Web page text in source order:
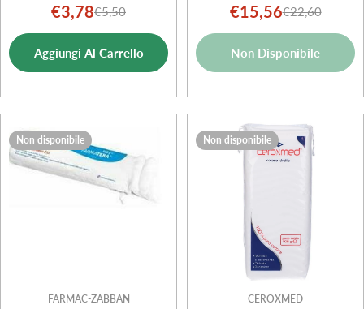
Prezzo
di
vendita
€3,78Prezzo
normale
€5,50
Aggiungi Al Carrello
Prezzo
di
vendita
€15,56Prezzo
normale
€22,60
Non Disponibile
Non disponibile
FARMAC-ZABBAN
Non disponibile
CEROXMED